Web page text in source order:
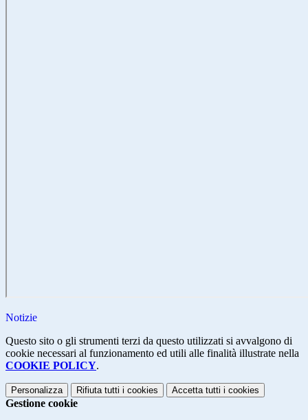
Notizie
Questo sito o gli strumenti terzi da questo utilizzati si avvalgono di
cookie necessari al funzionamento ed utili alle finalità illustrate nella
COOKIE POLICY.
Personalizza Rifiuta tutti i cookies Accetta tutti i cookies
Gestione cookie